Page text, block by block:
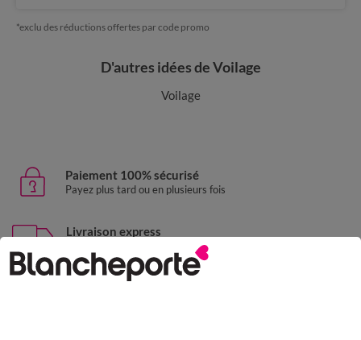
*exclu des réductions offertes par code promo
D'autres idées de Voilage
Voilage
Paiement 100% sécurisé
Payez plus tard ou en plusieurs fois
Livraison express
domicile, relais, consignes automatiques